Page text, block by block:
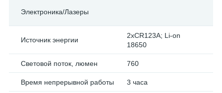
Электроника/Лазеры
Источник энергии
2xCR123A; Li-on
18650
Световой поток, люмен 760
Время непрерывной работы 3 часа